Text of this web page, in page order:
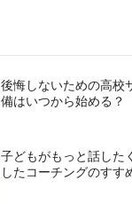
後悔しないための高校
備はいつから始める？
子どもがもっと話した
したコーチングのすす